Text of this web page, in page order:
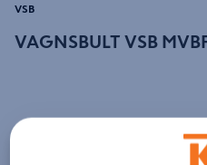
VAGNSBULT VSB
VSB